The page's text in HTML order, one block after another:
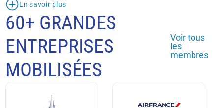
En savoir plus
60+ GRANDES
ENTREPRISES
MOBILISÉES
Voir tous
les
membres